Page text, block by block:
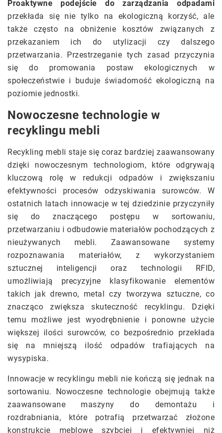
Proaktywne podejście do zarządzania odpadami
przekłada się nie tylko na ekologiczną korzyść, ale
także często na obniżenie kosztów związanych z
przekazaniem ich do utylizacji czy dalszego
przetwarzania. Przestrzeganie tych zasad przyczynia
się do promowania postaw ekologicznych w
społeczeństwie i buduje świadomość ekologiczną na
poziomie jednostki.
Nowoczesne technologie w
recyklingu mebli
Recykling mebli staje się coraz bardziej zaawansowany
dzięki nowoczesnym technologiom, które odgrywają
kluczową rolę w redukcji odpadów i zwiększaniu
efektywności procesów odzyskiwania surowców. W
ostatnich latach innowacje w tej dziedzinie przyczyniły
się do znaczącego postępu w sortowaniu,
przetwarzaniu i odbudowie materiałów pochodzących z
nieużywanych mebli. Zaawansowane systemy
rozpoznawania materiałów, z wykorzystaniem
sztucznej inteligencji oraz technologii RFID,
umożliwiają precyzyjne klasyfikowanie elementów
takich jak drewno, metal czy tworzywa sztuczne, co
znacząco zwiększa skuteczność recyklingu. Dzięki
temu możliwe jest wyodrębnienie i ponowne użycie
większej ilości surowców, co bezpośrednio przekłada
się na mniejszą ilość odpadów trafiających na
wysypiska.
Innowacje w recyklingu mebli nie kończą się jednak na
sortowaniu. Nowoczesne technologie obejmują także
zaawansowane maszyny do demontażu i
rozdrabniania, które potrafią przetwarzać złożone
konstrukcje meblowe szybciej i efektywniej niż